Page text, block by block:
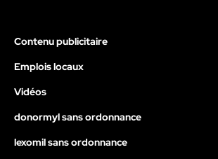
Contenu publicitaire
Emplois locaux
Vidéos
donormyl sans ordonnance
lexomil sans ordonnance